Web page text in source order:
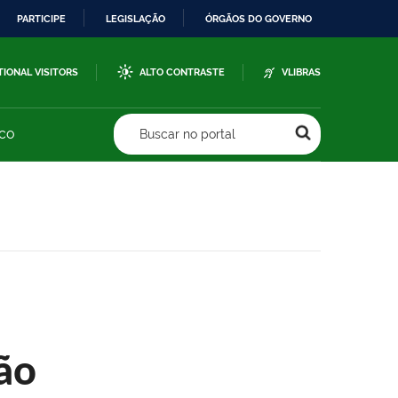
PARTICIPE LEGISLAÇÃO ÓRGÃOS DO GOVERNO
VISITORS ALTO CONTRASTE VLIBRAS
Buscar no portal